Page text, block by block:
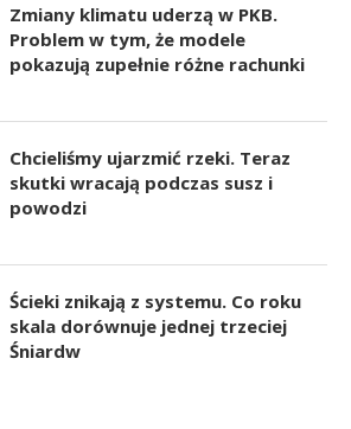
Zmiany klimatu uderzą w PKB.
Problem w tym, że modele
pokazują zupełnie różne rachunki
Chcieliśmy ujarzmić rzeki. Teraz
skutki wracają podczas susz i
powodzi
Ścieki znikają z systemu. Co roku
skala dorównuje jednej trzeciej
Śniardw